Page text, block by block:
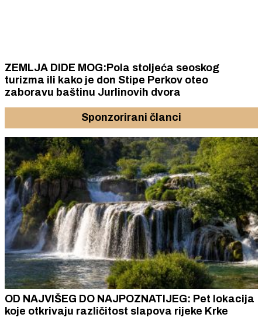
ZEMLJA DIDE MOG:Pola stoljeća seoskog
turizma ili kako je don Stipe Perkov oteo
zaboravu baštinu Jurlinovih dvora
Sponzorirani članci
OD NAJVIŠEG DO NAJPOZNATIJEG: Pet lokacija
koje otkrivaju različitost slapova rijeke Krke